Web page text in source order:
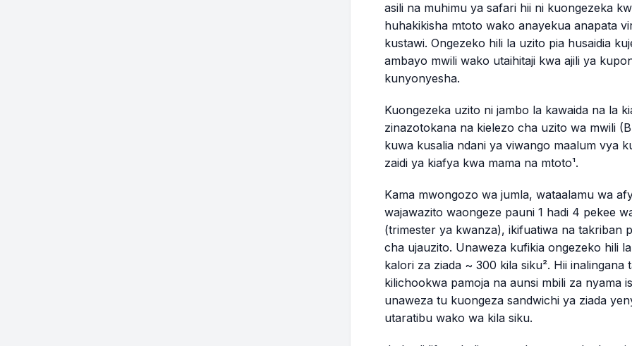
Wiki 24 176.2 - 182.2 lbs
Wiki 25 177.1 - 183.3 lbs
Wiki 27 178.9 - 185.6 lbs
179.8 - 186.7 lbs
Wiki 29 180.7 - 187.8 lbs
Wiki 30 181.6 - 189.0 lbs
Wiki 31 182.5 - 190.1 lbs
Wiki 32 183.4 - 191.2 lbs
asili na muhimu ya safari hii ni kuongezeka
huhakikisha mtoto wako anayekua anapata
kustawi. Ongezeko hili la uzito pia husaidia
ambayo mwili wako utaihitaji kwa ajili ya
kunyonyesha.
Kuongezeka uzito ni jambo la kawaida na la
zinazotokana na kielezo cha uzito wa mwili
kuwa kusalia ndani ya viwango maalum vya
zaidi ya kiafya kwa mama na mtoto¹.
Kama mwongozo wa jumla, wataalamu wa
wajawazito waongeze pauni 1 hadi 4 pekee
(trimester ya kwanza), ikifuatiwa na takriban
cha ujauzito. Unaweza kufikia ongezeko hili
kalori za ziada ~ 300 kila siku². Hii
kilichookwa pamoja na aunsi mbili za nyama
unaweza tu kuongeza sandwichi ya ziada
utaratibu wako wa kila siku.